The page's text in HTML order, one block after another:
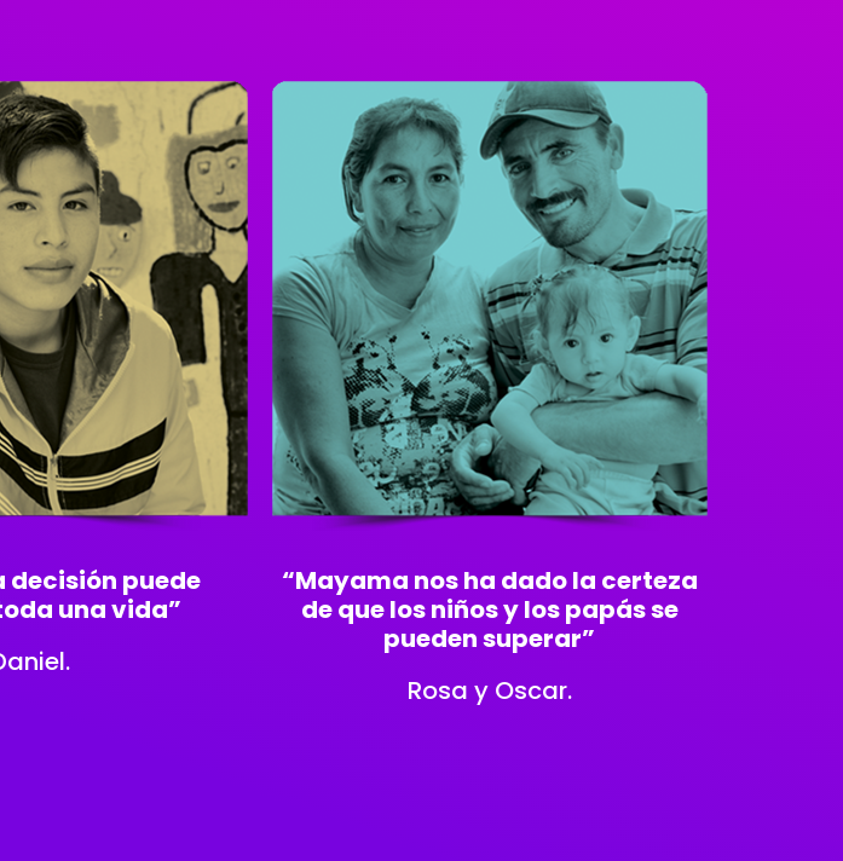
decisión puede
una vida”
“Mayama nos ha dado la certeza
de que los niños y los papás se
pueden superar”
Rosa y Oscar.